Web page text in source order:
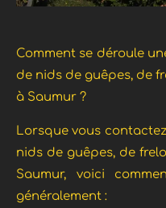
Comment se déroule
de nids de guêpes, de
à Saumur ?
Lorsque vous
nids de guêpes, de
Saumur, voici
généralement :